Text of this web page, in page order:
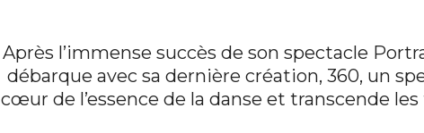
Après l’immense succès de son spectacle
débarque avec sa dernière création, 360, un
cœur de l’essence de la danse et transcende